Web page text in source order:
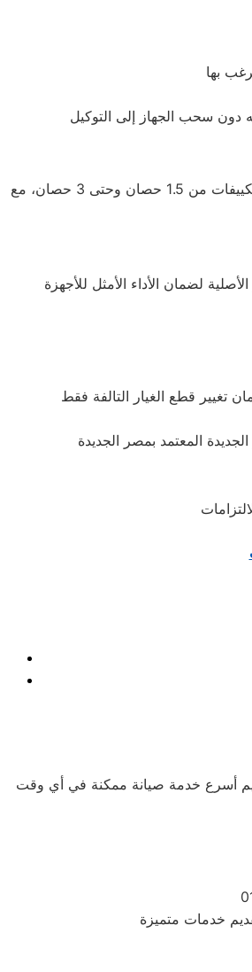
دون سحب الجهاز إلى التوكيل
تعتبر شركة اريستون واحدة من أفضل الشركات الرائدة في مجال تصنيع التكييفات المتميزة. يوفر مركز الصيانة عروضًا وخصومات رائعة على مختلف موديلات التكييفات من 1.5 حصان وحتى 3 حصان، مع
تغيير قطع الغيار التالفة فقط
دائمًا لتقديم أسرع خدمة صيانة ممكنة في أي وقت
خدمات متميزة